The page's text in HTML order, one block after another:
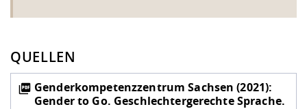
QUELLEN
Genderkompetenzzentrum Sachsen (2021):
Gender to Go. Geschlechtergerechte Sprache.